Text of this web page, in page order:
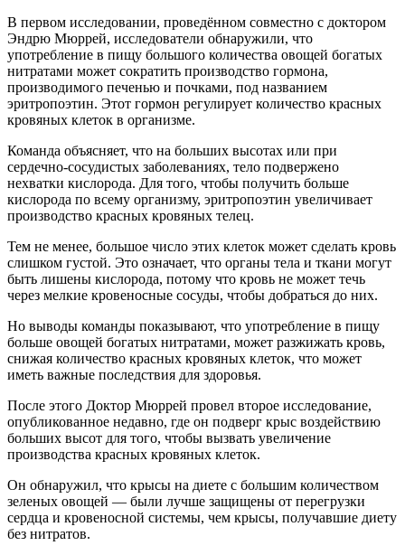
В первом исследовании, проведённом совместно с доктором
Эндрю Мюррей, исследователи обнаружили, что
употребление в пищу большого количества овощей богатых
нитратами может сократить производство гормона,
производимого печенью и почками, под названием
эритропоэтин. Этот гормон регулирует количество красных
кровяных клеток в организме.
Команда объясняет, что на больших высотах или при
сердечно-сосудистых заболеваниях, тело подвержено
нехватки кислорода. Для того, чтобы получить больше
кислорода по всему организму, эритропоэтин увеличивает
производство красных кровяных телец.
Тем не менее, большое число этих клеток может сделать кровь
слишком густой. Это означает, что органы тела и ткани могут
быть лишены кислорода, потому что кровь не может течь
через мелкие кровеносные сосуды, чтобы добраться до них.
Но выводы команды показывают, что употребление в пищу
больше овощей богатых нитратами, может разжижать кровь,
снижая количество красных кровяных клеток, что может
иметь важные последствия для здоровья.
После этого Доктор Мюррей провел второе исследование,
опубликованное недавно, где он подверг крыс воздействию
больших высот для того, чтобы вызвать увеличение
производства красных кровяных клеток.
Он обнаружил, что крысы на диете с большим количеством
зеленых овощей — были лучше защищены от перегрузки
сердца и кровеносной системы, чем крысы, получавшие диету
без нитратов.